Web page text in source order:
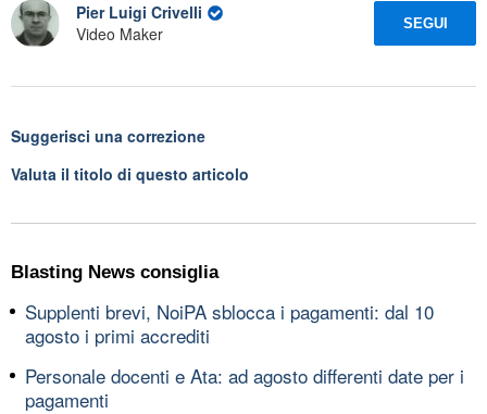
Pier Luigi Crivelli
Video Maker
SEGUI
Suggerisci una correzione
Valuta il titolo di questo articolo
Blasting News consiglia
Supplenti brevi, NoiPA sblocca i pagamenti: dal 10
agosto i primi accrediti
Personale docenti e Ata: ad agosto differenti date per i
pagamenti